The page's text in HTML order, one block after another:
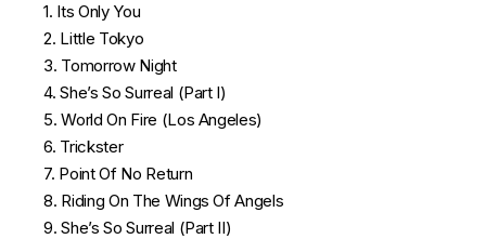
1. Its Only You
2. Little Tokyo
3. Tomorrow Night
4. She’s So Surreal (Part I)
5. World On Fire (Los Angeles)
6. Trickster
7. Point Of No Return
8. Riding On The Wings Of Angels
9. She’s So Surreal (Part II)